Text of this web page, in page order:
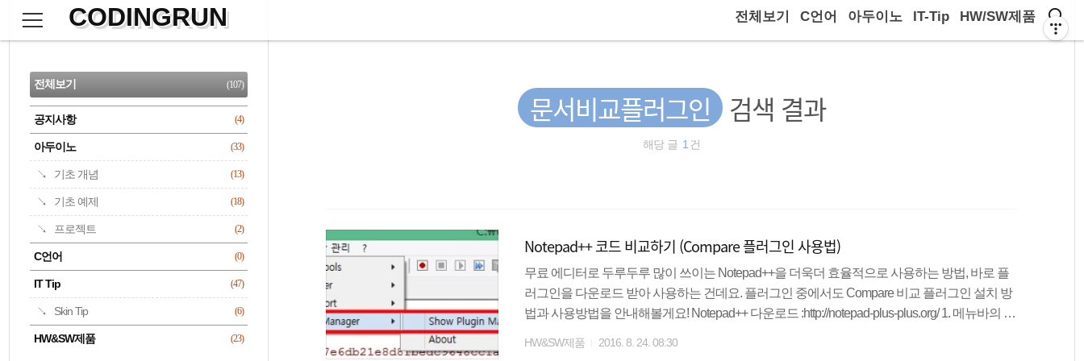
으
CODINGRUN 전체보기 C언어 아두이노 IT-Tip HW/SW제품
문서비교플러그인 검색 결과
해당 글 1 건
Notepad++ 코드 비교하기 (Compare 플러그인 사용법)
무료 에디터로 두루두루 많이 쓰이는 Notepad++을 더욱더 효율적으로 사용하는 방법, 바로 플
러그인을 다운로드 받아 사용하는 건데요. 플러그인 중에서도 Compare 비교 플러그인 설치 방
법과 사용방법을 안내해볼게요! Notepad++ 다운로드 :http://notepad-plus-plus.org/ 1. 메뉴바의 플
HW&SW제품 2016. 8. 24. 08:30
CATEGORY
전체보기 (107)
공지사항 (4)
아두이노 (33)
기초 개념 (13)
기초 예제 (18)
프로젝트 (2)
C언어 (0)
IT Tip (47)
Skin Tip (6)
HW&SW제품 (23)
검